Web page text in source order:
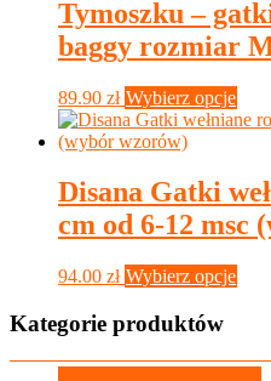
Tymoszku –
baggy rozmiar
89.90 zł Wybierz opcje
na
Disana Gatki
cm od 6-12 msc
94.00 zł Wybierz opcje
Kategorie produktów